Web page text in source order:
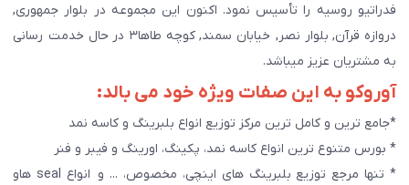
فدراتیو روسیه را تأسیس نمود. اکنون این مجموعه در بلوار جمهوری,
دروازه قرآن, بلوار نصر, خیابان سمند, کوچه طاها۳ در حال خدمت رسانی
به مشتریان عزیز میباشد.
آوروکو به این صفات ویژه خود می بالد:
*جامع ترین و کامل ترین مرکز توزیع انواع بلبرینگ و کاسه نمد
* بورس متنوع ترین انواع کاسه نمد، پکینگ، اورینگ و فیبر و فنر
* تنها مرجع توزیع بلبرینگ های اینچی، مخصوص، ... و انواع seal هاو